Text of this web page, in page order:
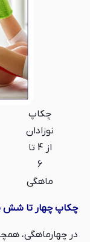
چکاپ
نوزادان
از 4 تا
6
ماهگی
چکاپ چهار تا شش
در چهارماهگی،